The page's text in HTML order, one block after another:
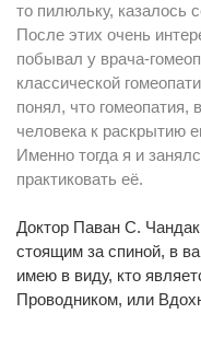
то пилюльку, казалось
После этих очень
побывал у врача-
классической
понял, что гомеопатия,
человека к раскрытию
Именно тогда я и
практиковать её.
Доктор Паван С.
стоящим за спиной, в
имею в виду, кто
Проводником, или